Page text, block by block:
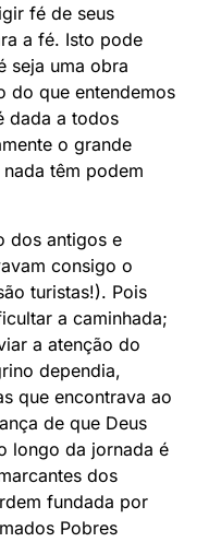
fé de seus
a fé. Isto pode
seja uma obra
do que entendemos
dada a todos
o grande
têm podem
dos antigos e
consigo o
turistas!). Pois
a caminhada;
a atenção do
dependia,
que encontrava ao
de que Deus
longo da jornada é
dos
fundada por
Pobres